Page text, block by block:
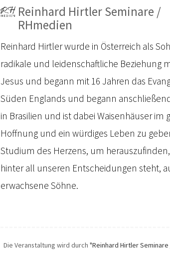
Reinhard Hirtler Seminare /
RHmedien
Reinhard Hirtler wurde in Österreich als
radikale und leidenschaftliche Beziehung
Jesus und begann mit 16 Jahren das
Süden Englands und begann
in Brasilien und ist dabei Waisenhäuser
Hoffnung und ein würdiges Leben zu
Studium des Herzens, um
hinter all unseren Entscheidungen steht,
erwachsene Söhne.
Die Veranstaltung wird durch"Reinhard Hirtler